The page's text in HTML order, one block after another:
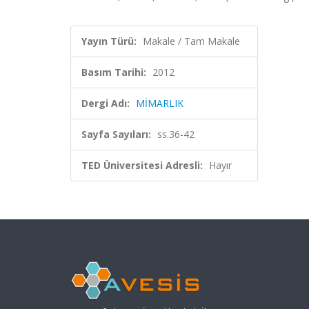
Yayın Türü: Makale / Tam Makale
Basım Tarihi: 2012
Dergi Adı: MİMARLIK
Sayfa Sayıları: ss.36-42
TED Üniversitesi Adresli: Hayır